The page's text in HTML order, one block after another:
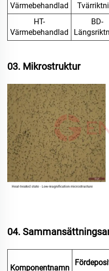
Värmebehandlad
HT-
Värmebehandlad
BD-
03. Mikrostruktur
04.
Komponentnamn